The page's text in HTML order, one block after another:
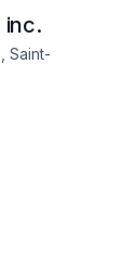
pour bâtir
inc.
Saint-